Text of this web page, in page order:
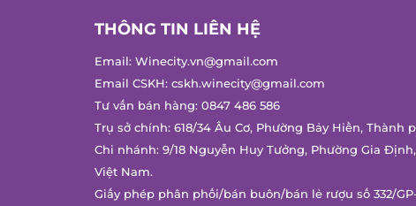
THÔNG TIN LIÊN HỆ
Email:Winecity.vn@gmail.com
Email CSKH:cskh.winecity@gmail.com
Tư vấn bán hàng:0847 486 586
Trụ sở chính: 618/34 Âu Cơ, Phường Bảy Hiền, Thành
Chi nhánh: 9/18 Nguyễn Huy Tưởng, Phường Gia
Việt Nam.
Giấy phép phân phối/bán buôn/bán lẻ rượu số 332/GP-